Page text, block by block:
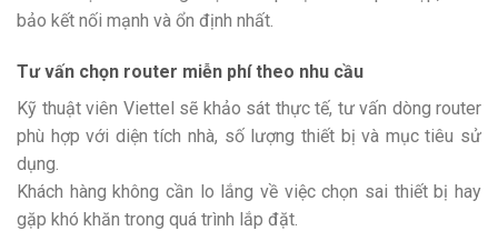
bảo kết nối mạnh và ổn định nhất.
Tư vấn chọn router miễn phí theo nhu cầu
Kỹ thuật viên Viettel sẽ khảo sát thực tế, tư vấn dòng router
phù hợp với diện tích nhà, số lượng thiết bị và mục tiêu sử
dụng.
Khách hàng không cần lo lắng về việc chọn sai thiết bị hay
gặp khó khăn trong quá trình lắp đặt.